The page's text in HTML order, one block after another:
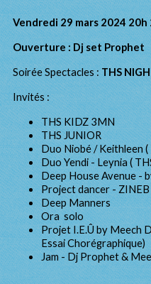
Vendredi 29 mars 2024 20h
Ouverture : Dj set Prophet
Soirée Spectacles : THS
Invités :
THS KIDZ 3MN
THS JUNIOR
Duo Niobé / Keithleen
Duo Yendi - Leynia (
Deep House Avenue -
Project dancer -
Deep Manners
Ora solo
Projet I.E.Û by Meech
Essai Chorégraphique)
Jam - Dj Prophet &